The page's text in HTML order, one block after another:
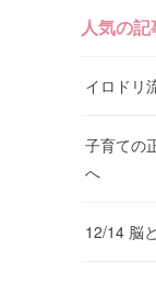
人気の記
イロドリ
子育ての
へ
12/14 脳